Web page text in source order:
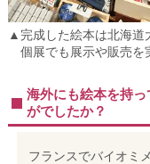
▲完成した絵本は北海道
個展でも展示や販売を
海外にも絵本を持
がでしたか？
フランスでバイオミ